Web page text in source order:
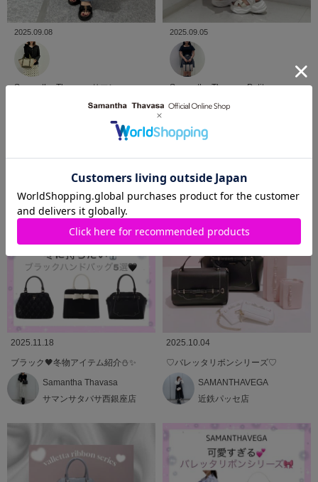
2025.09.08
Samantha Thavasa サマン
NAO
2025.09.05
Samantha Thavasa Petit
Choice
2025.11.18
ブラック🖤冬物アイテム紹介⛄️✨️
Samantha Thavasa
サマンサタバサ西銀座店
2025.10.04
♡バレッタリボンシリーズ♡
SAMANTHAVEGA
近鉄パッセ店